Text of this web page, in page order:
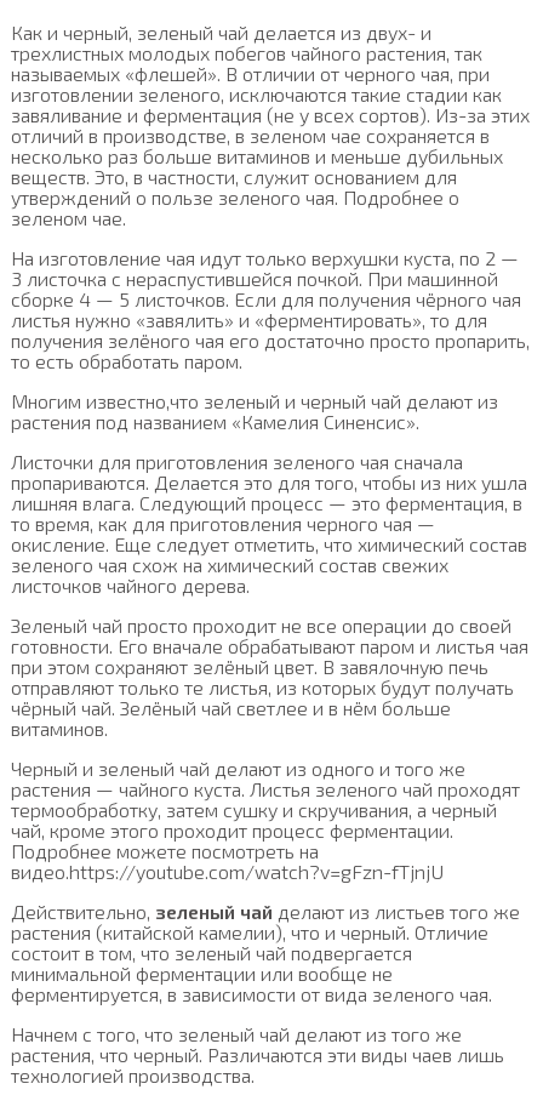
Как и черный, зеленый чай делается из двух- и
трехлистных молодых побегов чайного растения, так
называемых «флешей». В отличии от черного чая, при
изготовлении зеленого, исключаются такие стадии как
завяливание и ферментация (не у всех сортов). Из-за этих
отличий в производстве, в зеленом чае сохраняется в
несколько раз больше витаминов и меньше дубильных
веществ. Это, в частности, служит основанием для
утверждений о пользе зеленого чая. Подробнее о
зеленом чае.
На изготовление чая идут только верхушки куста, по 2 —
3 листочка с нераспустившейся почкой. При машинной
сборке 4 — 5 листочков. Если для получения чёрного чая
листья нужно «завялить» и «ферментировать», то для
получения зелёного чая его достаточно просто пропарить,
то есть обработать паром.
Многим известно,что зеленый и черный чай делают из
растения под названием «Камелия Синенсис».
Листочки для приготовления зеленого чая сначала
пропариваются. Делается это для того, чтобы из них ушла
лишняя влага. Следующий процесс — это ферментация, в
то время, как для приготовления черного чая —
окисление. Еще следует отметить, что химический состав
зеленого чая схож на химический состав свежих
листочков чайного дерева.
Зеленый чай просто проходит не все операции до своей
готовности. Его вначале обрабатывают паром и листья чая
при этом сохраняют зелёный цвет. В завялочную печь
отправляют только те листья, из которых будут получать
чёрный чай. Зелёный чай светлее и в нём больше
витаминов.
Черный и зеленый чай делают из одного и того же
растения — чайного куста. Листья зеленого чай проходят
термообработку, затем сушку и скручивания, а черный
чай, кроме этого проходит процесс ферментации.
Подробнее можете посмотреть на
видео.https://youtube.com/watch?v=gFzn-fTjnjU
Действительно, зеленый чай делают из листьев того же
растения (китайской камелии), что и черный. Отличие
состоит в том, что зеленый чай подвергается
минимальной ферментации или вообще не
ферментируется, в зависимости от вида зеленого чая.
Начнем с того, что зеленый чай делают из того же
растения, что черный. Различаются эти виды чаев лишь
технологией производства.